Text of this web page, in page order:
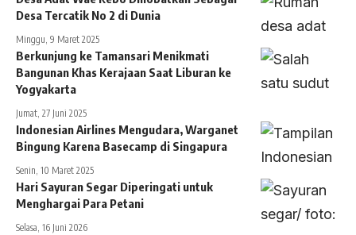
Desa Tercatik No 2 di Dunia
Minggu, 9 Maret 2025
Berkunjung ke Tamansari Menikmati
Bangunan Khas Kerajaan Saat Liburan ke
Yogyakarta
Jumat, 27 Juni 2025
Indonesian Airlines Mengudara, Warganet
Bingung Karena Basecamp di Singapura
Senin, 10 Maret 2025
Hari Sayuran Segar Diperingati untuk
Menghargai Para Petani
Selasa, 16 Juni 2026